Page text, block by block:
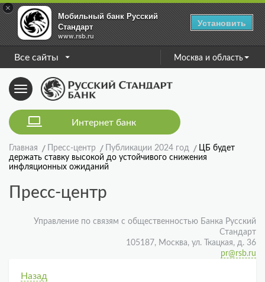
×
Мобильный банк Русский
Стандарт
www.rsb.ru
Установить
Все сайты Москва и область
Toggle
navigation
Интернет банк
Главная Пресс-центр Публикации 2024 год
ЦБ будет
держать ставку высокой до устойчивого снижения
инфляционных ожиданий
Пресс-центр
Управление по связям с общественностью Банка Русский
Стандарт
105187, Москва, ул. Ткацкая, д. 36
pr@rsb.ru
Назад